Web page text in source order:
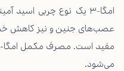
امگا-۳ یک نوع چربی
عصب‌های جنین و نیز کاهش خطر
می‌شود.